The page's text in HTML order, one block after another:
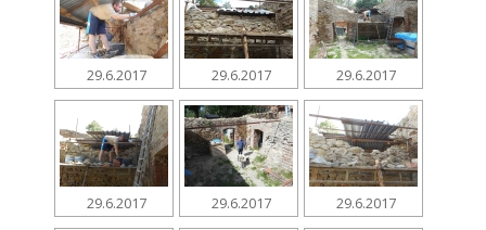
29.6.2017 29.6.2017 29.6.2017
29.6.2017 29.6.2017 29.6.2017